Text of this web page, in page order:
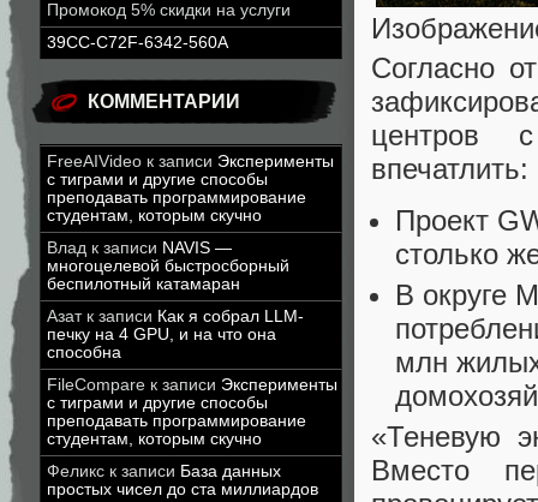
Промокод 5% скидки на услуги
39CC-C72F-6342-560A
КОММЕНТАРИИ
FreeAIVideo к записи Эксперименты
с тиграми и другие способы
преподавать программирование
студентам, которым скучно
Влад к записи NAVIS —
многоцелевой быстросборный
беспилотный катамаран
Азатк записи Как я собрал LLM-
печку на 4 GPU, и на что она
способна
FileCompare к записи Эксперименты
с тиграми и другие способы
преподавать программирование
студентам, которым скучно
Феликс к записи База данных
простых чисел до ста миллиардов
Согласно
центров
впечатлить:
Проект
столько
В округе
млн
«Теневую
Вместо